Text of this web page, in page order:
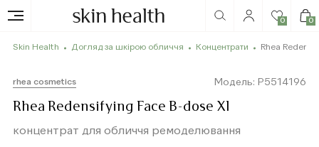
0 0
Skin Health Догляд за шкірою обличчя Концентрати Rhea
rhea cosmetics Модель: P5514196
Rhea Redensifying Face B-dose XI
концентрат для обличчя ремоделювання